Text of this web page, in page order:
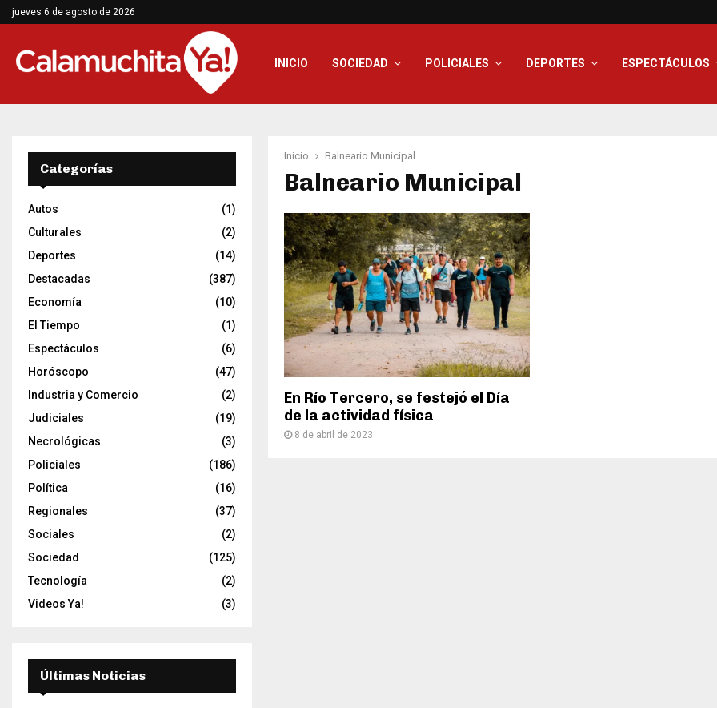
jueves 6 de agosto de 2026
INICIO SOCIEDAD POLICIALES DEPORTES ESPECTÁCULOS
Inicio Balneario Municipal
Balneario Municipal
En Río Tercero, se festejó el Día
de la actividad física
8 de abril de 2023
Categorías
Autos
(1)
Culturales
(2)
Deportes
(14)
Destacadas
(387)
Economía
(10)
El Tiempo
(1)
Espectáculos
(6)
Horóscopo
(47)
Industria y Comercio
(2)
Judiciales
(19)
Necrológicas
(3)
Policiales
(186)
Política
(16)
Regionales
(37)
Sociales
(2)
Sociedad
(125)
Tecnología
(2)
Videos Ya!
(3)
Últimas Noticias